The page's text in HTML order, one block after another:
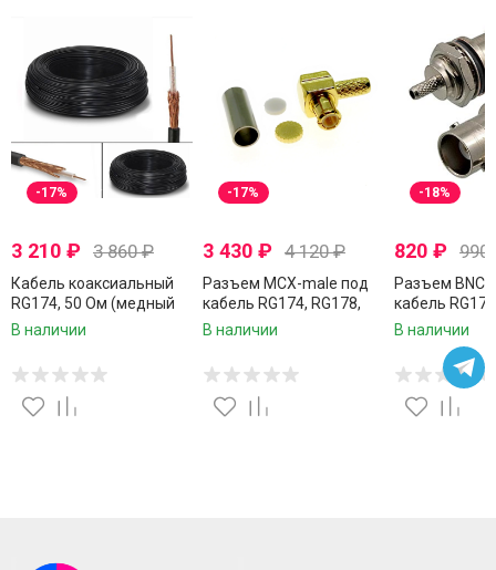
-17%
3 210 ₽ 3 860₽
Кабель коаксиальный
RG174, 50 Ом (медный
проводник, оплетка 80
метров
В наличии
-17%
3 430 ₽ 4 120₽
Разъем MCX-male под
кабель RG174, RG178,
RG316, 50 Ом, угловой,
шт.
В наличии
-18%
820 ₽ 990
Разъем
кабель
RG316, 50
под пайку, 1
В наличии